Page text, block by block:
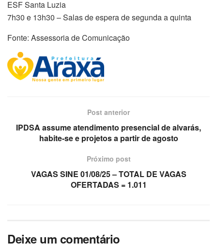
ESF Santa Luzia
7h30 e 13h30 – Salas de espera de segunda a quinta
Fonte: Assessoria de Comunicação
Post anterior
IPDSA assume atendimento presencial de alvarás,
habite-se e projetos a partir de agosto
Próximo post
VAGAS SINE 01/08/25 – TOTAL DE VAGAS
OFERTADAS = 1.011
Deixe um comentário